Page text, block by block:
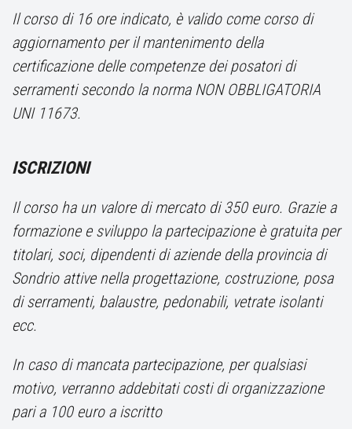
Il corso di 16 ore indicato, è valido come corso di
aggiornamento per il mantenimento della
certificazione delle competenze dei posatori di
serramenti secondo la norma NON OBBLIGATORIA
UNI 11673.
ISCRIZIONI
Il corso ha un valore di mercato di 350 euro. Grazie a
formazione e sviluppo la partecipazione è gratuita per
titolari, soci, dipendenti di aziende della provincia di
Sondrio attive nella progettazione, costruzione, posa
di serramenti, balaustre, pedonabili, vetrate isolanti
ecc.
In caso di mancata partecipazione, per qualsiasi
motivo, verranno addebitati costi di organizzazione
pari a 100 euro a iscritto